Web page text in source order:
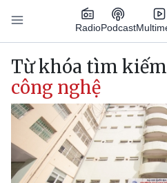
Nhảy đến nội dung
RadioPodcast
Main navigation
Từ khóa tìm
công nghệ